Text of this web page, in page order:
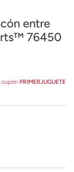
entre
76450
cupón PRIMERJUGUETE